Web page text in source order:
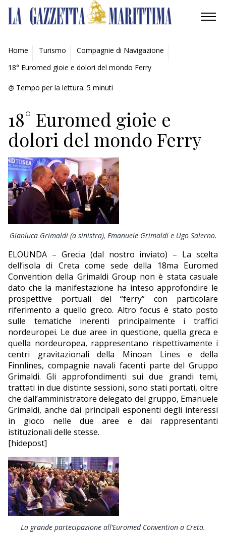
AMBIENTE
MOBILITÀ
INDUSTRIA
RICERCA
ECONOMIA
TURISMO
CULTURA
NAUTICA
Home Turismo
Compagnie di Navigazione
18° Euromed gioie e dolori del mondo Ferry
Tempo per la lettura: 5 minuti
18° Euromed gioie e
dolori del mondo Ferry
Gianluca Grimaldi (a sinistra), Emanuele Grimaldi e Ugo Salerno.
ELOUNDA – Grecia (dal nostro inviato) – La scelta
dell’isola di Creta come sede della 18ma Euromed
Convention della Grimaldi Group non è stata casuale
dato che la manifestazione ha inteso approfondire le
prospettive portuali del “ferry” con particolare
riferimento a quello greco. Altro focus è stato posto
sulle tematiche inerenti principalmente i traffici
nordeuropei. Le due aree in questione, quella greca e
quella nordeuropea, rappresentano rispettivamente i
centri gravitazionali della Minoan Lines e della
Finnlines, compagnie navali facenti parte del Gruppo
Grimaldi. Gli approfondimenti sui due grandi temi,
trattati in due distinte sessioni, sono stati portati, oltre
che dall’amministratore delegato del gruppo, Emanuele
Grimaldi, anche dai principali esponenti degli interessi
in gioco nelle due aree e dai rappresentanti
istituzionali delle stesse.
[hidepost]
La grande partecipazione all’Euromed Convention a Creta.